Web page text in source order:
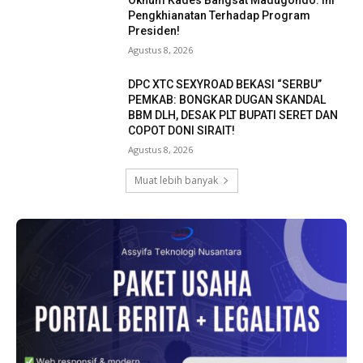
Pengkhianatan Terhadap Program
Presiden!
Agustus 8, 2026
DPC XTC SEXYROAD BEKASI “SERBU”
PEMKAB: BONGKAR DUGAN SKANDAL
BBM DLH, DESAK PLT BUPATI SERET DAN
COPOT DONI SIRAIT!
Agustus 8, 2026
Muat lebih banyak